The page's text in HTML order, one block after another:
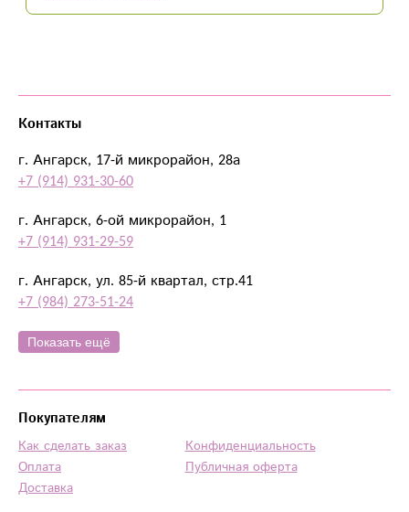
Контакты
г. Ангарск, 17-й микрорайон, 28а
+7 (914) 931-30-60
г. Ангарск, 6-ой микрорайон, 1
+7 (914) 931-29-59
г. Ангарск, ул. 85-й квартал, стр.41
+7 (984) 273-51-24
Показать ещё
Покупателям
Как сделать заказ
Оплата
Доставка
Конфиденциальность
Публичная оферта